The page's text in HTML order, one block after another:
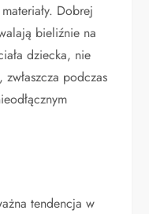
Dobrej
bieliźnie na
dziecka, nie
podczas
tendencja w